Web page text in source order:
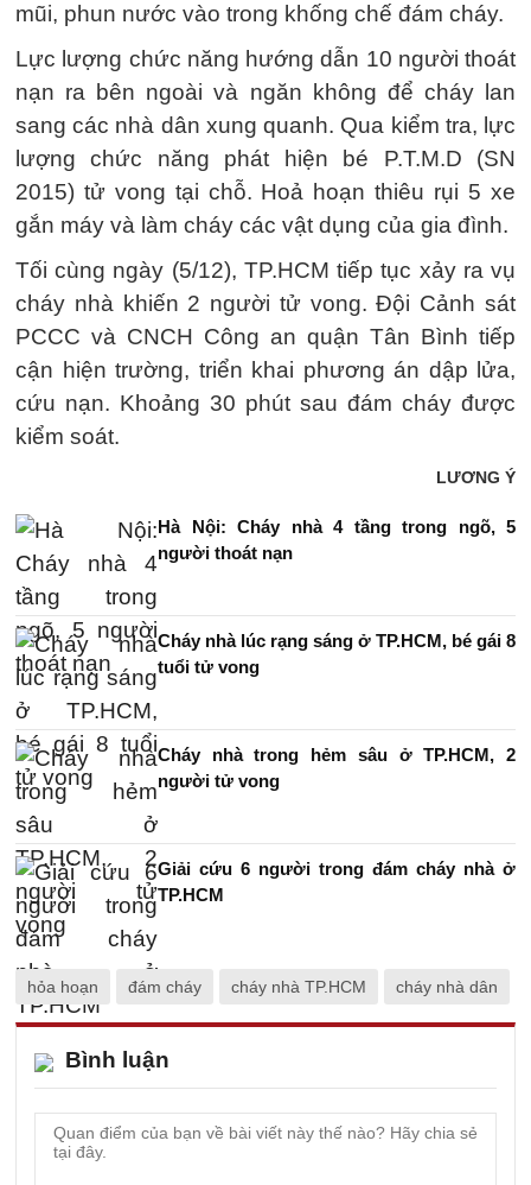
mũi, phun nước vào trong khống chế đám cháy.
Lực lượng chức năng hướng dẫn 10 người thoát
nạn ra bên ngoài và ngăn không để cháy lan
sang các nhà dân xung quanh. Qua kiểm tra, lực
lượng chức năng phát hiện bé P.T.M.D (SN
2015) tử vong tại chỗ. Hoả hoạn thiêu rụi 5 xe
gắn máy và làm cháy các vật dụng của gia đình.
Tối cùng ngày (5/12), TP.HCM tiếp tục xảy ra vụ
cháy nhà khiến 2 người tử vong. Đội Cảnh sát
PCCC và CNCH Công an quận Tân Bình tiếp
cận hiện trường, triển khai phương án dập lửa,
cứu nạn. Khoảng 30 phút sau đám cháy được
kiểm soát.
LƯƠNG Ý
Hà Nội: Cháy nhà 4 tầng trong ngõ, 5
người thoát nạn
Cháy nhà lúc rạng sáng ở TP.HCM, bé gái 8
tuổi tử vong
Cháy nhà trong hẻm sâu ở TP.HCM, 2
người tử vong
Giải cứu 6 người trong đám cháy nhà ở
TP.HCM
hỏa hoạn đám cháy cháy nhà TP.HCM cháy nhà dân
Bình luận